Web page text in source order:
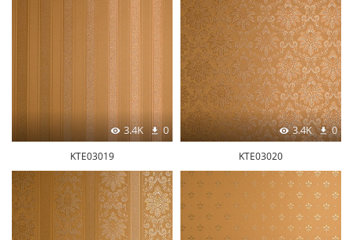
3.4K 0
KTE03019
3.4K 0
KTE03020